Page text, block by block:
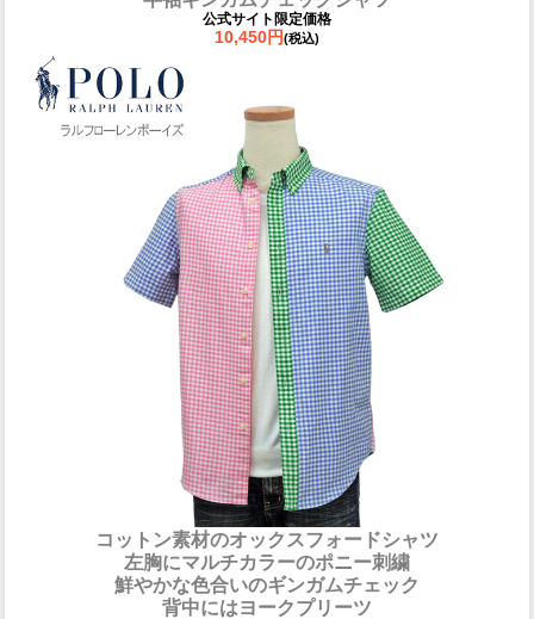
公式サイト限定価格
10,450円(税込)
コットン素材のオックスフォードシャツ
左胸にマルチカラーのポニー刺繍
鮮やかな色合いのギンガムチェック
背中にはヨークプリーツ